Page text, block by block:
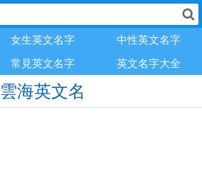
女生英文名字
中性英文名字
常見英文名字 英文名字大全
雲海英文名